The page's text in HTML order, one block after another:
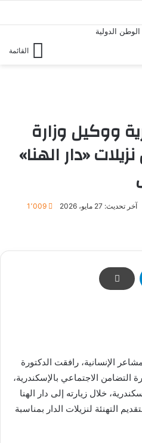
القائمة
ووكيل وزارة
«دار الهنا»
آخر تحديث: 27 مايو، 2026 1٬009
الإنسانية، رافقت الدكتورة
التضامن الاجتماعي بالإسكندرية،
خلال زيارته إلى دار الهنا
التهنئة لنزيلات الدار بمناسبة